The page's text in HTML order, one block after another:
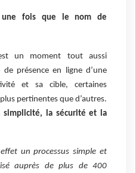
une fois que le nom de
un moment tout aussi
présence en ligne d’une
et sa cible, certaines
pertinentes que d’autres.
simplicité, la sécurité et la
un processus simple et
auprès de plus de 400